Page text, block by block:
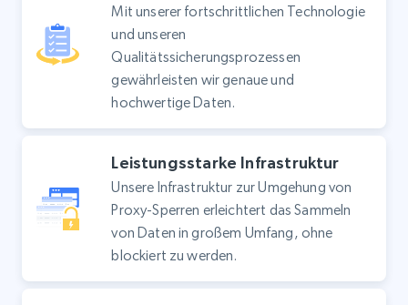
Mit unserer fortschrittlichen Technologie
und unseren
Qualitätssicherungsprozessen
gewährleisten wir genaue und
hochwertige Daten.
Leistungsstarke Infrastruktur
Unsere Infrastruktur zur Umgehung von
Proxy-Sperren erleichtert das Sammeln
von Daten in großem Umfang, ohne
blockiert zu werden.